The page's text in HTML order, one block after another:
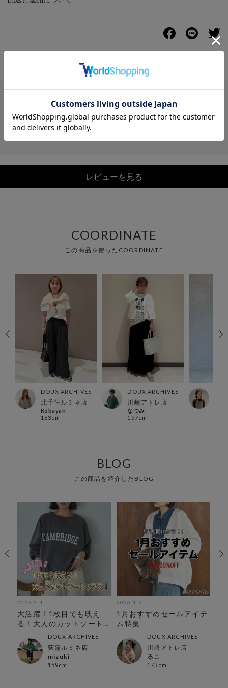
レビュー
レビューを見る
COORDINATE
この商品を使ったCOORDINATE
DOUX ARCHIVES
北千住ルミネ店
Kobayan
163cm
DOUX ARCHIVES
川崎アトレ店
なつみ
157cm
BLOG
この商品を紹介したBLOG
2026-3-4
大活躍！1枚目でも映え
る！大人のカットソート
ップス！DOUX ARCHIVES
荻窪ルミネ店
mizuki
159cm
2026-1-7
1月おすすめセールアイテ
ム特集
DOUX ARCHIVES
川崎アトレ店
るこ
173cm